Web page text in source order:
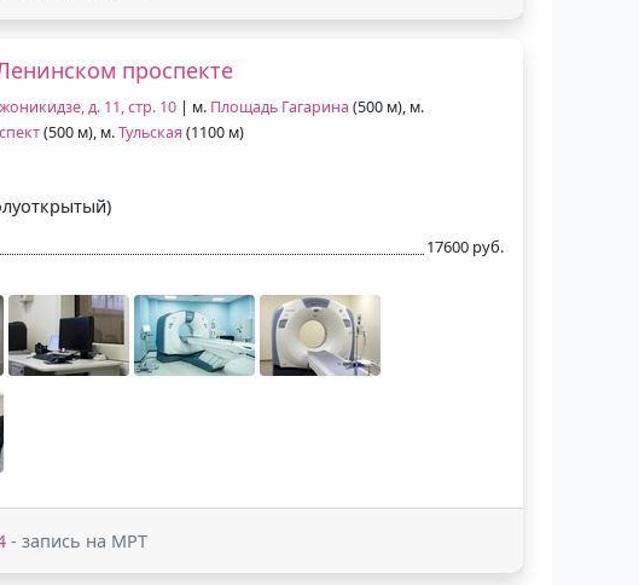
проспекте
д. 11, стр. 10 | м. Площадь Гагарина (500 м), м.
(500 м), м.Тульская (1100 м)
17600 руб.
- запись на МРТ